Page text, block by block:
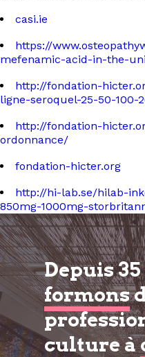
casi.ie
https://
mefenamic-acid-in-the-
http://fondation-
ligne-seroquel-25-50-100-
http://fondation-
ordonnance/
fondation-hicter.org
http://hi-lab.se/hilab-
850mg-1000mg-
Depuis
formons
culture à